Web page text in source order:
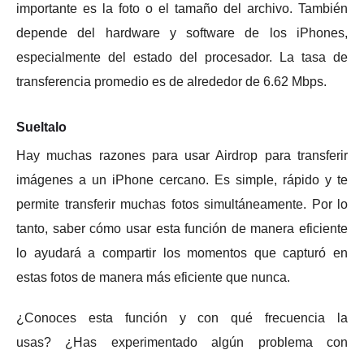
importante es la foto o el tamaño del archivo. También
depende del hardware y software de los iPhones,
especialmente del estado del procesador.
La tasa de
transferencia promedio es de alrededor de 6.62 Mbps.
Sueltalo
Hay muchas razones para usar Airdrop para transferir
imágenes a un iPhone cercano. Es simple, rápido y te
permite transferir muchas fotos simultáneamente. Por lo
tanto, saber cómo usar esta función de manera eficiente
lo ayudará a compartir los momentos que capturó en
estas fotos de manera más eficiente que nunca.
¿Conoces esta función y con qué frecuencia la
usas? ¿Has experimentado algún problema con